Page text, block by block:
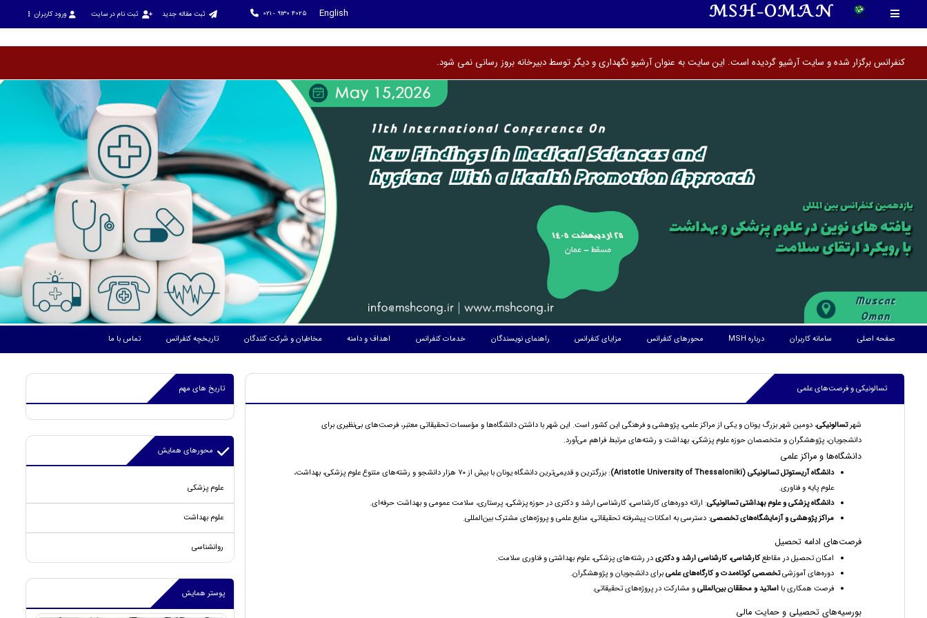
MSH-OMAN
English
021 - 9130 4025 ثبت مقاله جدید ثبت نام در سایت ورود کاربران
کنفرانس برگزار شده و سایت آرشیو گردیده است. این سایت به عنوان آرشیو نگهداری و دیگر توسط دبی
صفحه اصلی سامانه کاربران درباره MSH محورهای کنفرانس مزایای کنفرانس راهنمای نویسندگان خدمات کنفرانس اهداف و دامنه مخاطبان و شرکت کنندگان تاریخچه کنفرانس تماس با ما
تسالونیکی و فرصت‌های علمی
شهرتسالونیکی، دومین شهر بزرگ یونان و یکی از مراکز علمی، پژوهشی و فرهنگی این کشور است. این شهر با داشتن دانشگاه‌ها و مؤسسات تحقیقاتی معتبر، فرصت‌های بی‌نظیری برای
دانشجویان، پژوهشگران و متخصصان حوزه علوم پزشکی، بهداشت و رشته‌های مرتبط فراهم می‌آورد.
دانشگاه‌ها و مراکز علمی
دانشگاه آریستوتل تسالونیکی (Aristotle University of Thessaloniki)
: بزرگترین و قدیمی‌ترین دانشگاه یونان با بیش از ۷۰ هزار دانشجو و رشته‌های متنوع علوم پزشکی، بهداشت،
علوم پایه و فناوری.
دانشگاه پزشکی و علوم بهداشتی تسالونیکی: ارائه دوره‌های کارشناسی، کارشناسی ارشد و دکتری در حوزه پزشکی، پرستاری، سلامت عمومی و بهداشت حرفه‌ای.
مراکز پژوهشی و آزمایشگاه‌های تخصصی: دسترسی به امکانات پیشرفته تحقیقاتی، منابع علمی و پروژه‌های مشترک بین‌المللی.
فرصت‌های ادامه تحصیل
امکان تحصیل در مقاطعکارشناسی، کارشناسی ارشد و دکتریدر رشته‌های پزشکی، علوم بهداشتی و فناوری سلامت.
دوره‌های آموزشیتخصصی کوتاه‌مدت و کارگاه‌های علمیبرای دانشجویان و پژوهشگران.
فرصت همکاری بااساتید و محققان بین‌المللیو مشارکت در پروژه‌های تحقیقاتی.
بورسیه‌های تحصیلی و حمایت مالی
تاریخ های مهم
محورهای همایش
علوم پزشکی
علوم بهداشت
روانشناسی
پوستر همایش